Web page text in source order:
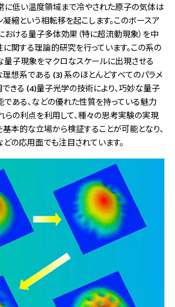
に低い温度領域まで冷やされた原子の気体は
縮という相転移を起こします。このボースア
おける量子多体効果（特に超流動現象）を中
関する理論的研究を行っています。この系の
量子現象をマクロなスケールに出現させる
想系である (3) 系のほとんどすべてのパラメ
きる (4)量子光学の技術により、巧妙な量子
ある、などの優れた性質を持っている魅力
らの利点を利用して、種々の思考実験の実現
本的な立場から検証することが可能となり、
の応用面でも注目されています。